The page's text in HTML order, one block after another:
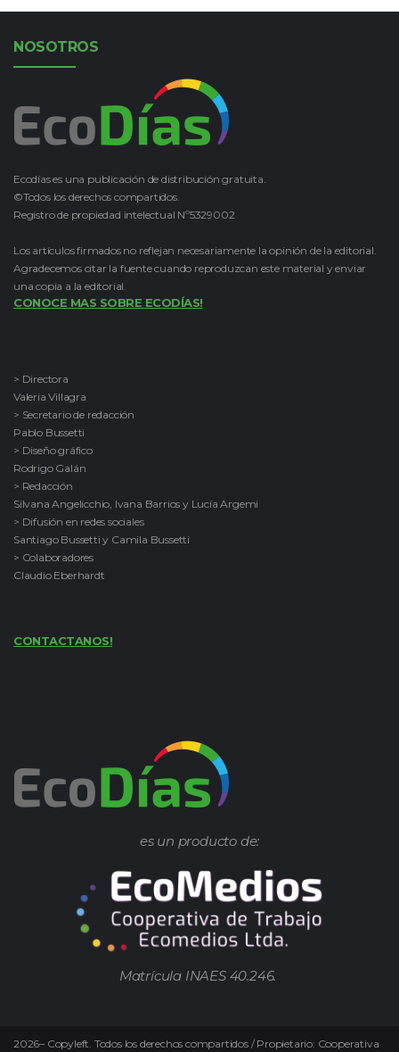
NOSOTROS
Ecodías es una publicación de distribución gratuita.
©Todos los derechos compartidos.
Registro de propiedad intelectual Nº5329002
Los artículos firmados no reflejan necesariamente la opinión de la editorial.
Agradecemos citar la fuente cuando reproduzcan este material y enviar
una copia a la editorial.
CONOCE MAS SOBRE ECODÍAS!
> Directora
Valeria Villagra
> Secretario de redacción
Pablo Bussetti
> Diseño gráfico
Rodrigo Galán
> Redacción
Silvana Angelicchio, Ivana Barrios y Lucía Argemi
> Difusión en redes sociales
Santiago Bussetti y Camila Bussetti
> Colaboradores
Claudio Eberhardt
CONTACTANOS!
es un producto de:
Matrícula INAES 40.246.
2026– Copyleft. Todos los derechos compartidos / Propietario: Cooperativa